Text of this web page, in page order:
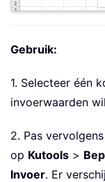
Gebruik:
1. Selecteer één
invoerwaarden
2. Pas
op Kutools >
Invoer. Er